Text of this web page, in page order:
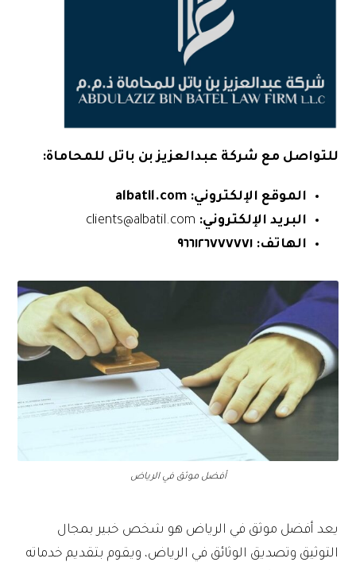
للتواصل مع شركة عبدالعزيز بن باتل للمحاماة:
الموقع الإلكتروني: albatil.com
البريد الإلكتروني:
الهاتف: ٩٦٦١٢٦٧٧٧٧٧١
أفضل موثق في الرياض
يعد أفضل موثق في الرياض هو شخص خبير بمجال
التوثيق وتصديق الوثائق في الرياض، ويقوم بتقديم خدماته